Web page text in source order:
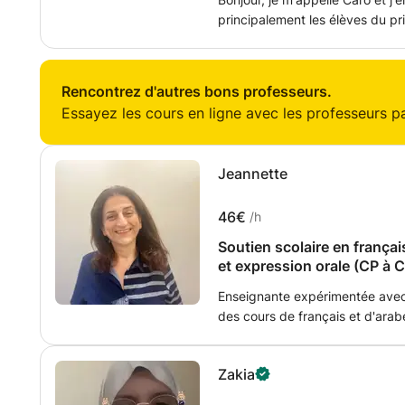
principalement les élèves du
par visioconférence. 😁 Je suis
Rencontrez d'autres bons professeurs.
Essayez les cours en ligne avec les professeurs
Jeannette
46€ /h
Soutien scolaire en
et expression orale (CP à
Enseignante expérimentée
des cours de français et d'arabe adaptés aux enfants du primaire ainsi
élève. Nous travaillons la
Zakia